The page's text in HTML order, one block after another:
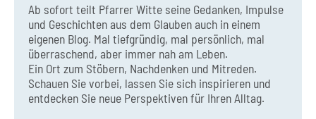
Ab sofort teilt Pfarrer Witte seine Gedanken, Impulse
und Geschichten aus dem Glauben auch in einem
eigenen Blog. Mal tiefgründig, mal persönlich, mal
überraschend, aber immer nah am Leben.
Ein Ort zum Stöbern, Nachdenken und Mitreden.
Schauen Sie vorbei, lassen Sie sich inspirieren und
entdecken Sie neue Perspektiven für Ihren Alltag.